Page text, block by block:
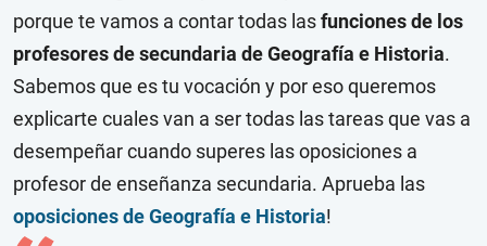
porque te vamos a contar todas lasfunciones de los
profesores de secundaria de Geografía e Historia.
Sabemos que es tu vocación y por eso queremos
explicarte cuales van a ser todas las tareas que vas a
desempeñar cuando superes las oposiciones a
profesor de enseñanza secundaria. Aprueba las
oposiciones de Geografía e Historia!